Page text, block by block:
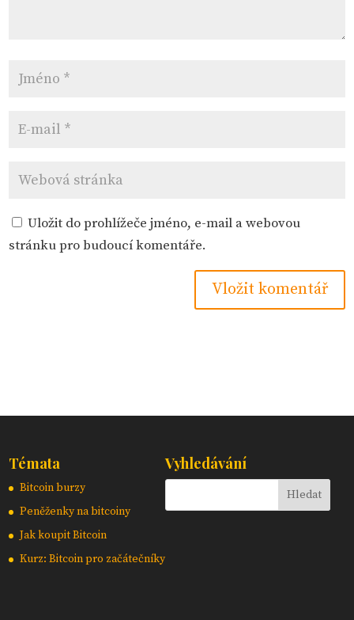
Uložit do prohlížeče jméno, e-mail a webovou
stránku pro budoucí komentáře.
Témata
Bitcoin burzy
Peněženky na bitcoiny
Jak koupit Bitcoin
Kurz: Bitcoin pro začátečníky
Vyhledávání